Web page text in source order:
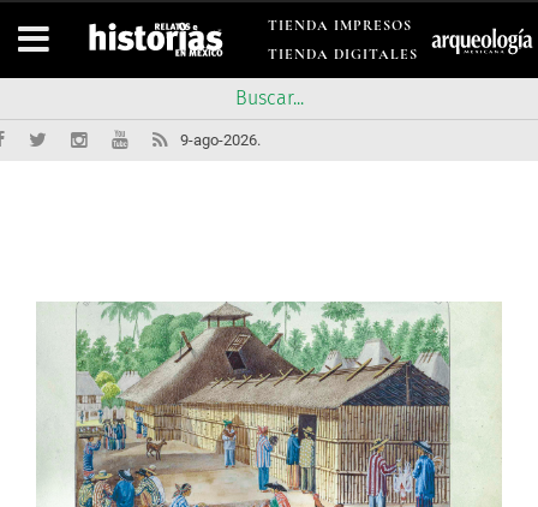
TIENDA IMPRESOS
TIENDA DIGITALES
9-ago-2026.